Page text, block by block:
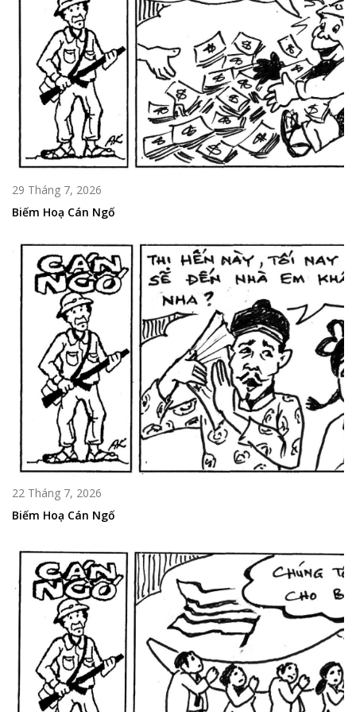
29 Tháng 7, 2026
Biếm Hoạ Cán Ngố
22 Tháng 7, 2026
Biếm Hoạ Cán Ngố